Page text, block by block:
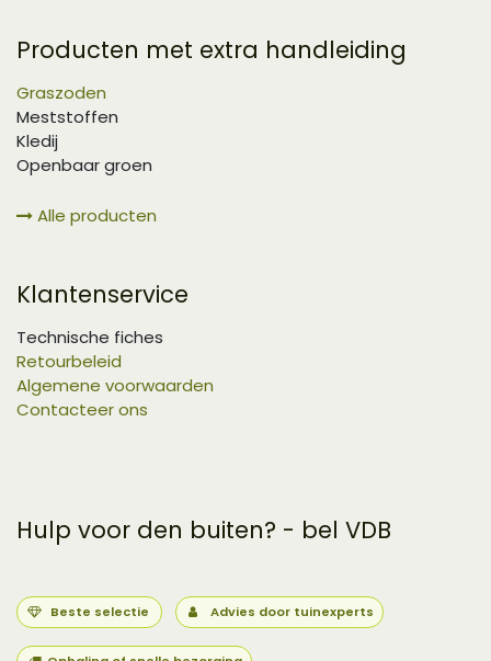
Producten met extra handleiding
Graszoden
Meststoffen
Kledij
Openbaar groen
Alle producten
Klantenservice
Technische fiches
Retourbeleid
Algemene voorwaarden
Contacteer ons
Hulp voor den buiten? - bel VDB
Beste selectie Advies door tuinexperts